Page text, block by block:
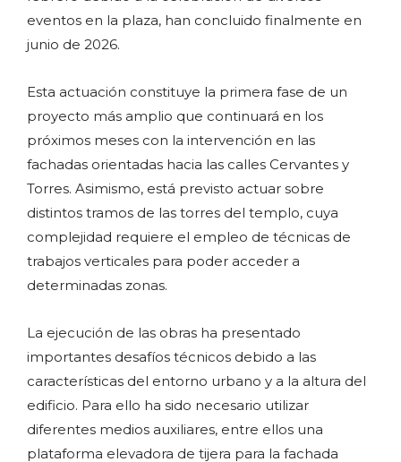
eventos en la plaza, han concluido finalmente en
junio de 2026.
Esta actuación constituye la primera fase de un
proyecto más amplio que continuará en los
próximos meses con la intervención en las
fachadas orientadas hacia las calles Cervantes y
Torres. Asimismo, está previsto actuar sobre
distintos tramos de las torres del templo, cuya
complejidad requiere el empleo de técnicas de
trabajos verticales para poder acceder a
determinadas zonas.
La ejecución de las obras ha presentado
importantes desafíos técnicos debido a las
características del entorno urbano y a la altura del
edificio. Para ello ha sido necesario utilizar
diferentes medios auxiliares, entre ellos una
plataforma elevadora de tijera para la fachada